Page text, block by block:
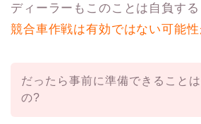
ディーラーもこのことは自負する
競合車作戦は有効ではない可能
だったら事前に準備できること
の?